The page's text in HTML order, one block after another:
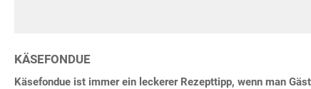
KÄSEFONDUE
Käsefondue ist immer ein leckerer Rezepttipp, wenn man